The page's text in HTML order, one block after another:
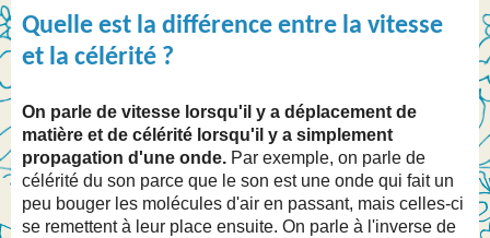
Quelle est la différence entre la vitesse
et la célérité ?
On parle de vitesse lorsqu'il y a déplacement de
matière et de célérité lorsqu'il y a simplement
propagation d'une onde. Par exemple, on parle de
célérité du son parce que le son est une onde qui fait un
peu bouger les molécules d'air en passant, mais celles-ci
se remettent à leur place ensuite. On parle à l'inverse de